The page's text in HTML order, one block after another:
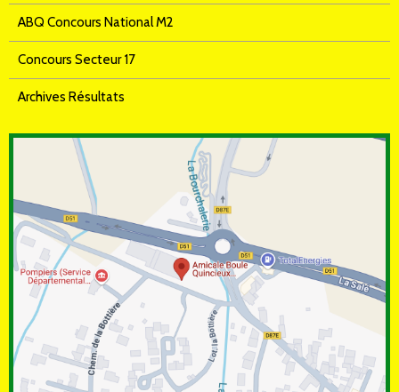
ABQ Concours National M2
Concours Secteur 17
Archives Résultats